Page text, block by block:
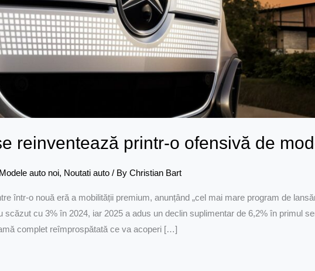
reinventează printr-o ofensivă de
Modele auto noi, Noutati auto / By Christian Bart
într-o nouă eră a mobilității premium, anunțând „cel mai mare program de
scăzut cu 3% în 2024, iar 2025 a adus un declin suplimentar de 6,2% în primul
complet reîmprospătată ce va acoperi […]